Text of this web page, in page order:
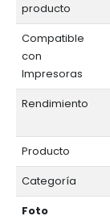
producto
Compatible
con
Impresoras
Rendimiento
Producto
Categoría
Foto